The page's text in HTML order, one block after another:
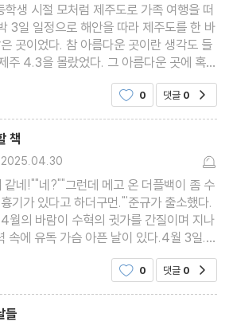
학생 시절 모처럼 제주도로 가족 여행을 떠
3일 일정으로 해안을 따라 제주도를 한 바
곳이었다. 참 아름다운 곳이란 생각도 들
주 4.3을 몰랐었다. 그 아름다운 곳에 혹여
봐 제주 4.3을 쉬쉬하는 부모들이 살고 있
김도식 동화 작가
0 댓글 0
책
2025.04.30
같네!""네?""그런데 메고 온 더플백이 좀 수
기가 있다고 하더구먼."'준규가 출소했다.
월의 바람이 수혁의 귓가를 간질이며 지나
속에 유독 가슴 아픈 날이 있다.4월 3일.많
나 반드시 기억해야 할 제주의 날.『바람의
이라는 대한
0 댓글 0
들